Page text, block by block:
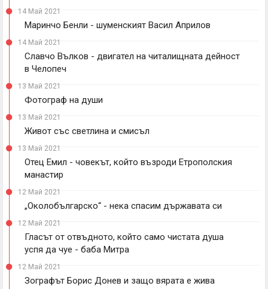
14 Май 2021
Маринчо Бенли - шуменският Васил Априлов
14 Май 2021
Славчо Вълков - двигател на читалищната дейност
в Челопеч
13 Май 2021
Фотограф на души
13 Май 2021
Живот със светлина и смисъл
13 Май 2021
Отец Емил - човекът, който възроди Етрополския
манастир
12 Май 2021
„Околобългарско“ - нека спасим държавата си
12 Май 2021
Гласът от отвъдното, който само чистата душа
успя да чуе - баба Митра
12 Май 2021
Зографът Борис Донев и защо вярата е жива